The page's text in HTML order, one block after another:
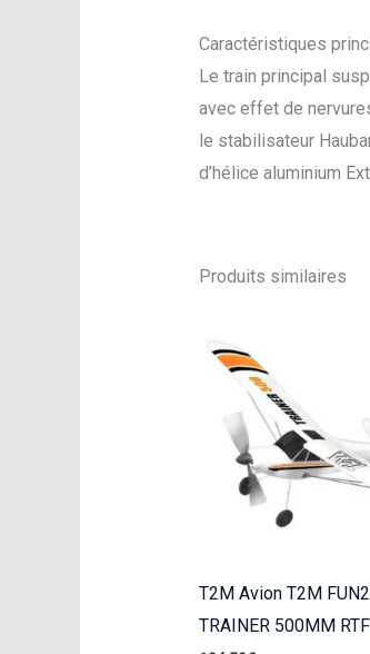
Caractéristiques
Le train principal
avec effet de
le stabilisateur
d’hélice aluminium
Produits similaires
T2M Avion T2M
TRAINER 500MM